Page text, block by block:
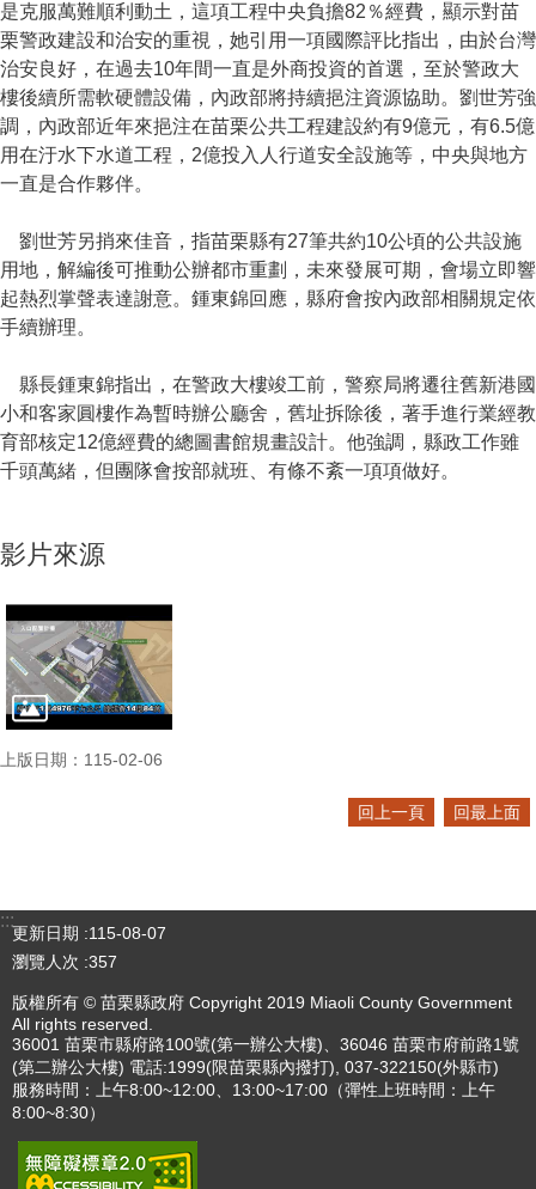
是克服萬難順利動土，這項工程中央負擔82％經費，顯示對苗
栗警政建設和治安的重視，她引用一項國際評比指出，由於台灣
治安良好，在過去10年間一直是外商投資的首選，至於警政大
樓後續所需軟硬體設備，內政部將持續挹注資源協助。劉世芳強
調，內政部近年來挹注在苗栗公共工程建設約有9億元，有6.5億
用在汙水下水道工程，2億投入人行道安全設施等，中央與地方
一直是合作夥伴。
劉世芳另捎來佳音，指苗栗縣有27筆共約10公頃的公共設施
用地，解編後可推動公辦都市重劃，未來發展可期，會場立即響
起熱烈掌聲表達謝意。鍾東錦回應，縣府會按內政部相關規定依
手續辦理。
縣長鍾東錦指出，在警政大樓竣工前，警察局將遷往舊新港國
小和客家圓樓作為暫時辦公廳舍，舊址拆除後，著手進行業經教
育部核定12億經費的總圖書館規畫設計。他強調，縣政工作雖
千頭萬緒，但團隊會按部就班、有條不紊一項項做好。
影片來源
上版日期：115-02-06
回上一頁 回最上面
:::
更新日期
115-08-07
瀏覽人次 357
版權所有 © 苗栗縣政府 Copyright 2019 Miaoli County Government
All rights reserved.
36001 苗栗市縣府路100號(第一辦公大樓)、36046 苗栗市府前路1號
(第二辦公大樓) 電話:1999(限苗栗縣內撥打), 037-322150(外縣市)
服務時間：上午8:00~12:00、13:00~17:00（彈性上班時間：上午
8:00~8:30）